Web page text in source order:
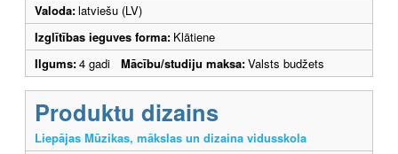
Valoda:latviešu (LV)
Izglītības ieguves forma: Klātiene
Ilgums:4 gadi Mācību/studiju maksa:Valsts budžets
Produktu dizains
Liepājas Mūzikas, mākslas un dizaina vidusskola